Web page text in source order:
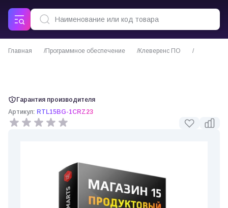
Главная Программное обеспечение
Клеверенс ПО
Гарантия производителя
Артикул: RTL15BG-1CRZ23